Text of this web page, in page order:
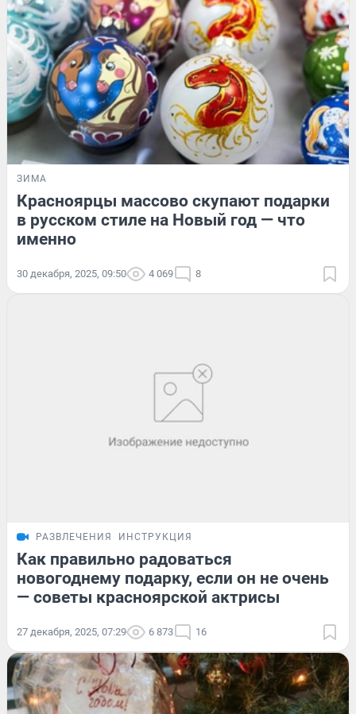
ЗИМА
Красноярцы массово скупают подарки
в русском стиле на Новый год — что
именно
30 декабря, 2025, 09:50 4 069 8
РАЗВЛЕЧЕНИЯ ИНСТРУКЦИЯ
Как правильно радоваться
новогоднему подарку, если он не очень
— советы красноярской актрисы
27 декабря, 2025, 07:29 6 873 16